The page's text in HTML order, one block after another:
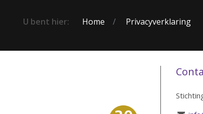
U bent hier: Home Privacyverklaring